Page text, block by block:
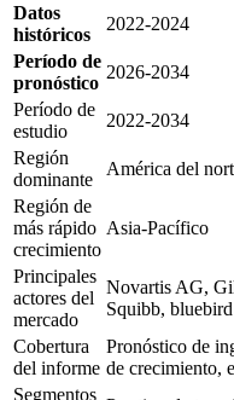
Datos
históricos
2022-2024
Período de
pronóstico
2026-2034
Período de
estudio
2022-2034
Región
dominante
América del
Región de
más rápido
crecimiento
Asia-Pacífico
Principales
actores del
mercado
Novartis AG,
Squibb,
Cobertura
del informe
Pronóstico de
de crecimiento,
Segmentos